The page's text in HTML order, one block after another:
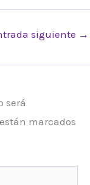
siguiente →
será
marcados